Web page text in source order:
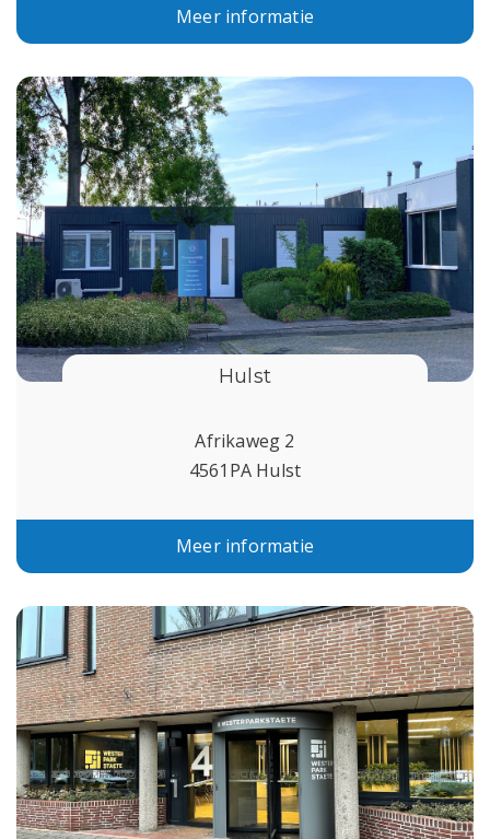
Meer informatie
Hulst
Afrikaweg 2
4561PA Hulst
Meer informatie